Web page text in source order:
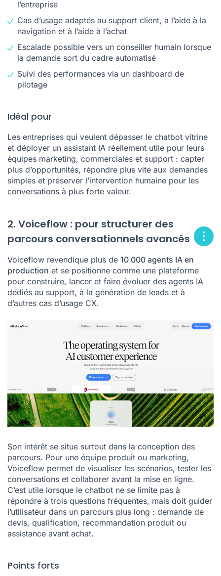
l’entreprise
Cas d’usage adaptés au support client, à l’aide à la
navigation et à l’aide à l’achat
Escalade possible vers un conseiller humain lorsque
la demande sort du cadre automatisé
Suivi des performances via un dashboard de
pilotage
Idéal pour
Les entreprises qui veulent dépasser le chatbot vitrine
et déployer un assistant IA réellement utile pour leurs
équipes marketing, commerciales et support : capter
plus d’opportunités, répondre plus vite aux demandes
simples et préserver l’intervention humaine pour les
conversations à plus forte valeur.
2. Voiceflow : pour structurer des
parcours conversationnels avancés
Voiceflow revendique plus de 10 000 agents IA en
production et se positionne comme une plateforme
pour construire, lancer et faire évoluer des agents IA
dédiés au support, à la génération de leads et à
d’autres cas d’usage CX.
Son intérêt se situe surtout dans la conception des
parcours. Pour une équipe produit ou marketing,
Voiceflow permet de visualiser les scénarios, tester les
conversations et collaborer avant la mise en ligne.
C’est utile lorsque le chatbot ne se limite pas à
répondre à trois questions fréquentes, mais doit guider
l’utilisateur dans un parcours plus long : demande de
devis, qualification, recommandation produit ou
assistance avant achat.
Points forts